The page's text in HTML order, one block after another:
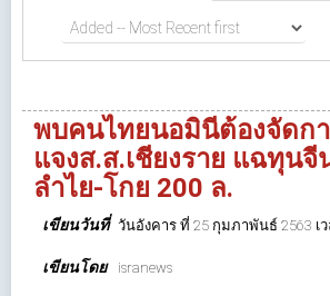
พบคนไทยนอมินีต้องจัดก
แจงส.ส.เชียงราย แฉทุนจี
ลำไย-โกย 200 ล.
เขียนวันที่ วันอังคาร ที่ 25 กุมภาพันธ์ 2563 เว
เขียนโดย isranews